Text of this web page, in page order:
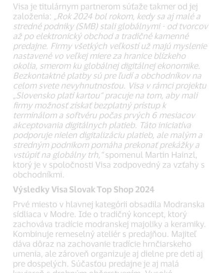
Visa je titulárnym partnerom súťaže takmer od jej
založenia:
„Rok 2024 bol rokom, kedy sa aj malé a
stredné podniky (SMB) stali globálnymi - od tvorcov
až po elektronický obchod a tradičné kamenné
predajne. Firmy všetkých veľkostí už majú myslenie
nastavené vo veľkej miere za hranice blízkeho
okolia, smerom ku globálnej digitálnej ekonomike.
Bezkontaktné platby sú pre ľudí a obchodníkov na
celom svete nevyhnutnosťou. Visa v rámci projektu
„Slovensko platí kartou“ pracuje na tom, aby mali
firmy možnosť získať bezplatný prístup k
terminálom a softvéru počas prvých 6 mesiacov
akceptovania digitálnych platieb. Táto iniciatíva
podporuje nielen digitalizáciu platieb, ale malým a
stredným podnikom pomáha prekonať prekážky a
vstúpiť na globálny trh,“spomenul Martin Hainzl,
ktorý je v spoločnosti Visa zodpovedný za vzťahy s
obchodníkmi.
Výsledky Visa Slovak Top Shop 2024
Prvé miesto v hlavnej kategórii obsadila Modranska
sídliaca v Modre. Ide o tradičný koncept, ktorý
zachováva tradície modranskej majoliky a keramiky.
Kombinuje remeselný ateliér s predajňou. Majiteľ
dáva dôraz na zachovanie tradície hrnčiarskeho
umenia, ale zároveň organizuje aj dielne pre deti aj
pre dospelých. Súčasťou predajne je aj malá